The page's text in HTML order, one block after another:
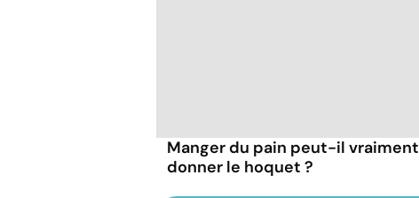
Manger du pain peut-il vraiment
donner le hoquet ?